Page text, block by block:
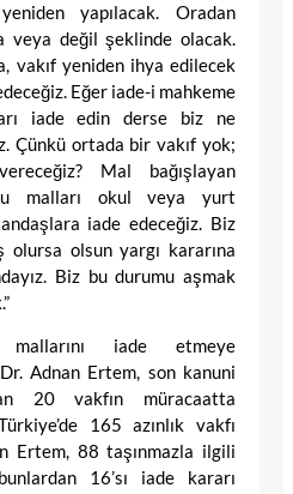
yapılacak. Oradan
veya değil şeklinde olacak.
vakıf yeniden ihya edilecek
Eğer iade-i mahkeme
iade edin derse biz ne
Çünkü ortada bir vakıf yok;
Mal bağışlayan
malları okul veya yurt
iade edeceğiz. Biz
olursa olsun yargı kararına
Biz bu durumu aşmak
mallarını iade etmeye
Adnan Ertem, son kanuni
20 vakfın müracaatta
165 azınlık vakfı
Ertem, 88 taşınmazla ilgili
16’sı iade kararı